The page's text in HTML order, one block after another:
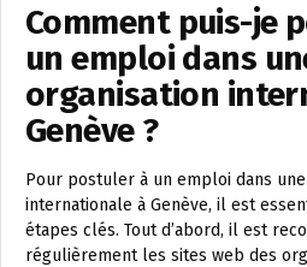
Comment puis-je
un emploi dans
organisation
Genève ?
Pour postuler à un emploi dans
internationale à Genève, il est
étapes clés. Tout d’abord, il est
régulièrement les sites web des